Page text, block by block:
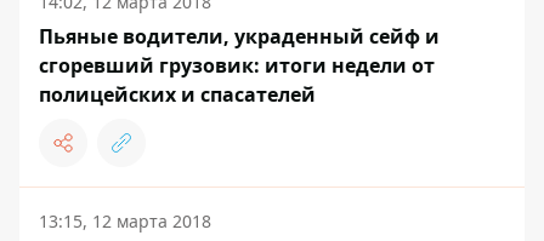
Пьяные водители, украденный сейф и
сгоревший грузовик: итоги недели от
полицейских и спасателей
13:15, 12 марта 2018